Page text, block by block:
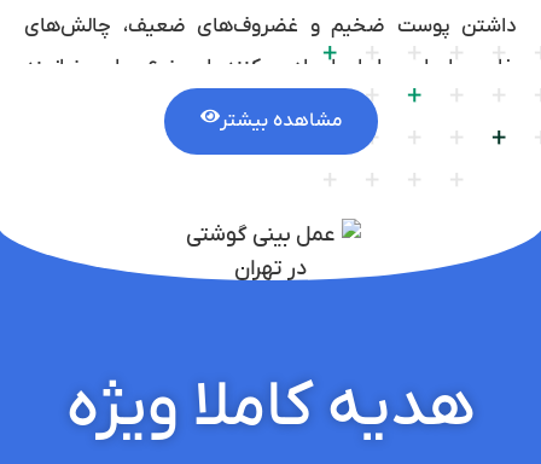
داشتن پوست ضخیم و غضروف‌های ضعیف، چالش‌های
خاصی را برای جراحان ایجاد می‌کنند. این نوع جراحی نیازمند
تخصص و دقت بالاست تا نتیجه‌ای طبیعی و متناسب با سایر
اجزای صورت حاصل شود. از مزایای جراحی بینی گوشتی
می‌توان به بهبود تنفس، اصلاح انحراف بینی و افزایش زیبایی
چهره اشاره کرد. انتخاب جراح ماهر و با تجربه اهمیت بسیاری
دارد، زیرا تجربه و مهارت جراح در دستیابی به نتایج مطلوب و
جراحی بینی گوشتی بگیرید.
مشاهده بیشتر
هدیه کاملا ویژه